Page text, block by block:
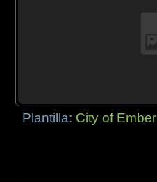
Plantilla: City of Ember